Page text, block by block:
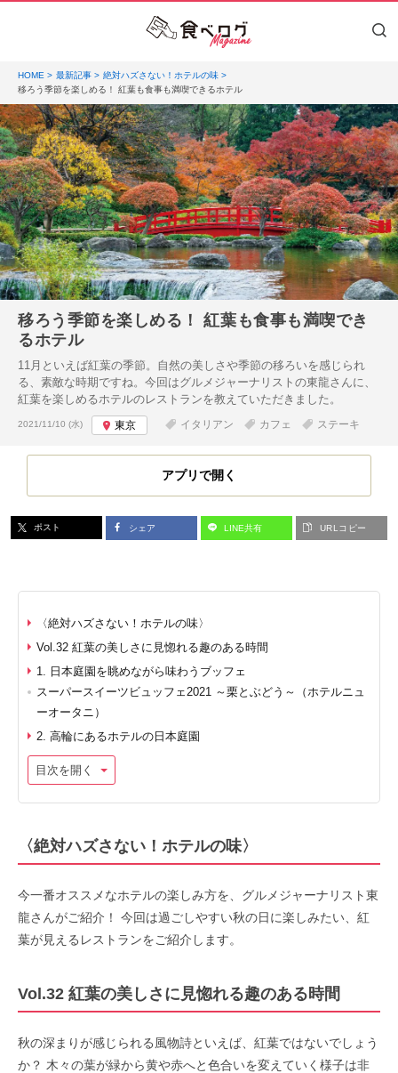
HOME 最新記事
絶対ハズさない！ホテルの味
移ろう季節を楽しめる！ 紅葉も食事も満喫できるホテル
移ろう季節を楽しめる！ 紅葉も食事も満喫でき
るホテル
11月といえば紅葉の季節。自然の美しさや季節の移ろいを感じられ
る、素敵な時期ですね。今回はグルメジャーナリストの東龍さんに、
紅葉を楽しめるホテルのレストランを教えていただきました。
投稿日:
2021/11/10 (水) 東京 イタリアン カフェ ステーキ
アプリで開く
ポスト シェア LINE共有 URLコピー
〈絶対ハズさない！ホテルの味〉
Vol.32 紅葉の美しさに見惚れる趣のある時間
1. 日本庭園を眺めながら味わうブッフェ
スーパースイーツビュッフェ2021 ～栗とぶどう～（ホテルニュ
ーオータニ）
2. 高輪にあるホテルの日本庭園
目次を開く
〈絶対ハズさない！ホテルの味〉
今⼀番オススメなホテルの楽しみ⽅を、グルメジャーナリスト東
⿓さんがご紹介！ 今回は過ごしやすい秋の日に楽しみたい、紅
葉が見えるレストランをご紹介します。
Vol.32 紅葉の美しさに見惚れる趣のある時間
秋の深まりが感じられる風物詩といえば、紅葉ではないでしょう
か？ 木々の葉が緑から黄や赤へと色合いを変えていく様子は非